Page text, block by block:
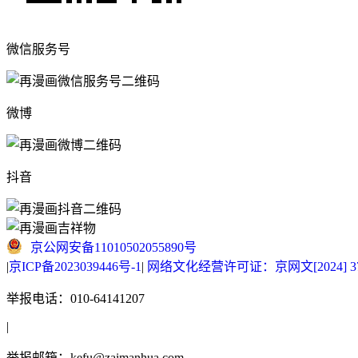
微信服务号
微博
抖音
京公网安备11010502055890号
|京ICP备2023039446号-1 | 网络文化经营许可证：京网文[2024]
举报电话：010-64141207
|